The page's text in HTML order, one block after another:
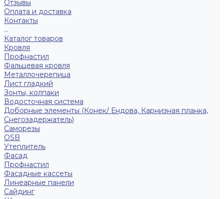
Отзывы
Оплата и доставка
Контакты
...
Каталог товаров
Кровля
Профнастил
Фальцевая кровля
Металлочерепица
Лист гладкий
Зонты, колпаки
Водосточная система
Доборные элементы (Конек/ Ендова, Карнизная планка,
Снегозадержатель)
Саморезы
ОSB
Утеплитель
Фасад
Профнастил
Фасадные кассеты
Линеарные панели
Сайдинг